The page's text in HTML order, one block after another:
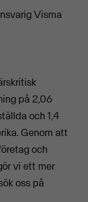
Visma
på 2,06
och 1,4
Genom att
och
vi ett mer
oss på